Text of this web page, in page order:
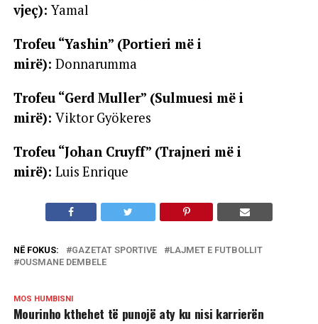
vjeç):Yamal
Trofeu “Yashin” (Portieri më i
mirë): Donnarumma
Trofeu “Gerd Muller” (Sulmuesi më i
mirë): Viktor Gyökeres
Trofeu “Johan Cruyff” (Trajneri më i
mirë): Luis Enrique
NË FOKUS: GAZETAT SPORTIVE
LAJMET E FUTBOLLIT
OUSMANE DEMBELE
MOS HUMBISNI
Mourinho kthehet të punojë aty ku nisi karrierën